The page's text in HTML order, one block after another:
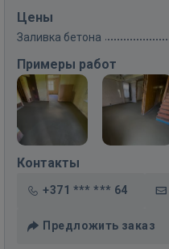
Цены
Заливка бетона
Примеры работ
Контакты
+371 *** *** 64
Предложить заказ